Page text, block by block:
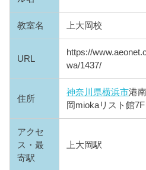
教室名 上大岡校
URL
https://
wa/1437/
住所
神奈川県横浜市港
岡miokaリスト館7F
アクセ
ス・最
寄駅
上大岡駅